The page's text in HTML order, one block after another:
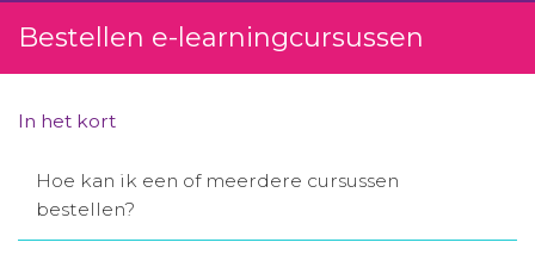
Projecten
Contact
Winkelwagentje
Bestellen e-learningcursussen
In het kort
Hoe kan ik een of meerdere cursussen
bestellen?